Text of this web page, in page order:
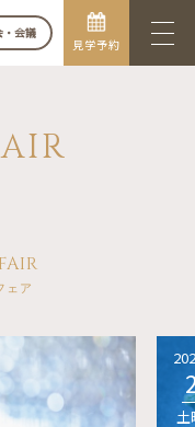
・会議
見学予約
ェア
土